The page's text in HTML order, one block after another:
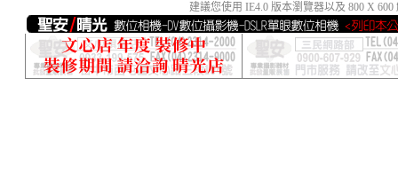
建議您使用 IE4.0 版本瀏覽器以及 800 X